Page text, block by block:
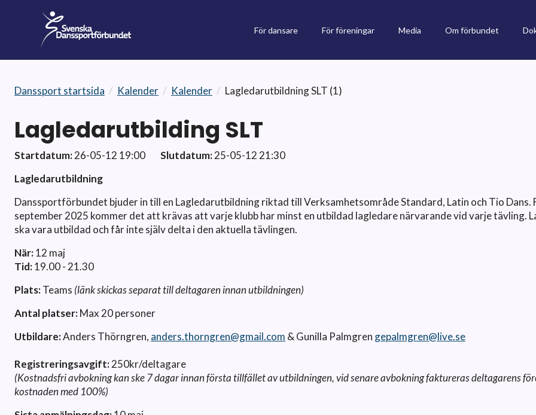
För dansare För föreningar Media Om förbundet
Danssport startsida / Kalender / Kalender / Lagledarutbildning SLT (1)
Lagledarutbilding SLT
Startdatum:26-05-12 19:00 Slutdatum:25-05-12 21:30
Lagledarutbildning
Danssportförbundet bjuder in till en Lagledarutbildning riktad till Verksamhetsområde Standard, Latin och Tio Dans.
september 2025 kommer det att krävas att varje klubb har minst en utbildad lagledare närvarande vid varje tävling.
ska vara utbildad och får inte själv delta i den aktuella tävlingen.
När:12 maj
Tid:19.00 - 21.30
Plats:Teams (länk skickas separat till deltagaren innan utbildningen)
Antal platser:Max 20 personer
Utbildare:Anders Thörngren, anders.thorngren@gmail.com & Gunilla Palmgren gepalmgren@live.se
Registreringsavgift:250kr/deltagare
(Kostnadsfri avbokning kan ske 7 dagar innan första tillfället av utbildningen, vid senare avbokning faktureras deltagarens
kostnaden med 100%)